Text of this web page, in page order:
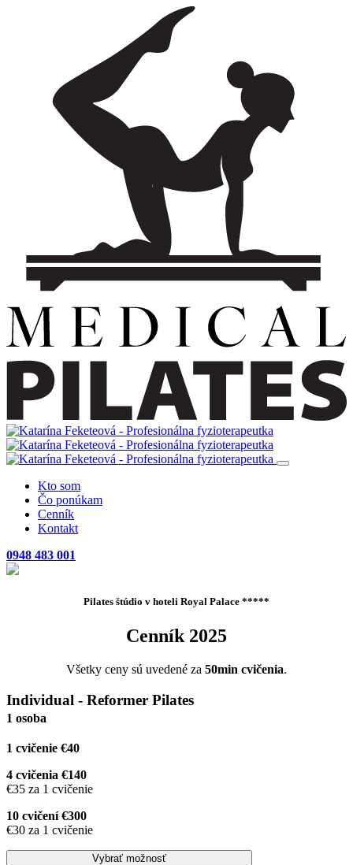
Kto som
Čo ponúkam
Cenník
Kontakt
0948 483 001
Pilates štúdio v hoteli Royal Palace *****
Cenník 2025
Všetky ceny sú uvedené za 50min cvičenia.
Individual - Reformer Pilates
1 osoba
1 cvičenie €40
4 cvičenia €140
€35 za 1 cvičenie
10 cvičení €300
€30 za 1 cvičenie
Vybrať možnosť